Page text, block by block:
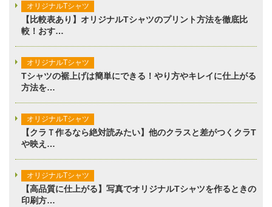
オリジナルTシャツ
【比較表あり】オリジナルTシャツのプリント方法を徹底比
較！おす…
オリジナルTシャツ
Tシャツの裾上げは簡単にできる！やり方やキレイに仕上がる
方法を…
オリジナルTシャツ
【クラＴ作るなら絶対読みたい】他のクラスと差がつくクラT
や映え…
オリジナルTシャツ
【高品質に仕上がる】写真でオリジナルTシャツを作るときの
印刷方…